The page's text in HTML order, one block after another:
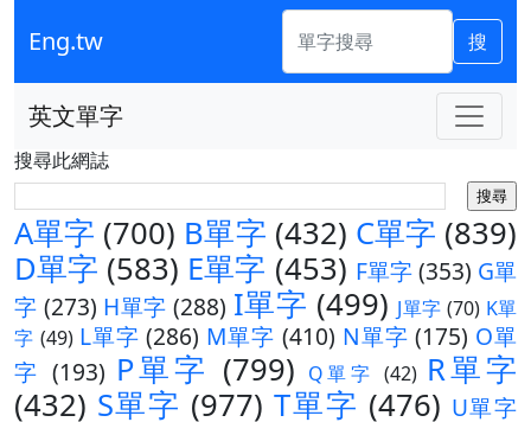
Eng.tw 搜
英文單字
搜尋此網誌
A單字 (700) B單字 (432) C單字 (839)
D單字 (583) E單字 (453) F單字(353) G單
字 (273) H單字 (288) I單字 (499) J單字 (70) K單
字 (49) L單字 (286) M單字 (410) N單字 (175) O單
字 (193) P單字 (799) Q單字 (42) R單字
(432) S單字 (977) T單字 (476) U單字